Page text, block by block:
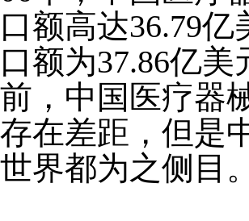
额高达36.79亿
额为37.86亿美
，中国医疗器
在差距，但是
界都为之侧目